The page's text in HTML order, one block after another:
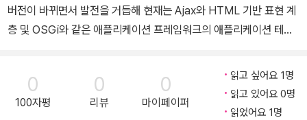
r/@wegra/27
버전이 바뀌면서 발전을 거듭해 현재는 Ajax와 HTML 기반 표현 계
층 및 OSGi와 같은 애플리케이션 프레임워크의 애플리케이션 테스
상을 높이고 있다. 이 책은 호평을 받았던 JUnit in Action의 개정판
으로 기본적인 단위 테스트 및 격리 테스트를 위한 목(mock) 객체
사용법부터 Java EE나 데이터베이스 애플리케이션을 위한 In-con
0
100자평
0
리뷰
0
마이페이퍼
읽고 싶어요 1명
읽고 있어요 0명
읽었어요 1명